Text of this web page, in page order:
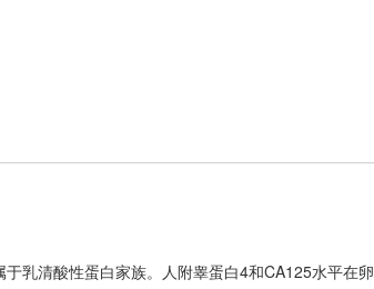
乳清酸性蛋白家族。人附睾蛋白4和CA125水平